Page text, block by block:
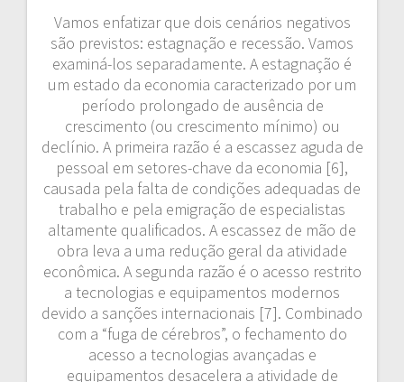
Vamos enfatizar que dois cenários negativos
são previstos: estagnação e recessão. Vamos
examiná-los separadamente. A estagnação é
um estado da economia caracterizado por um
período prolongado de ausência de
crescimento (ou crescimento mínimo) ou
declínio. A primeira razão é a escassez aguda de
pessoal em setores-chave da economia [6],
causada pela falta de condições adequadas de
trabalho e pela emigração de especialistas
altamente qualificados. A escassez de mão de
obra leva a uma redução geral da atividade
econômica. A segunda razão é o acesso restrito
a tecnologias e equipamentos modernos
devido a sanções internacionais [7]. Combinado
com a “fuga de cérebros”, o fechamento do
acesso a tecnologias avançadas e
equipamentos desacelera a atividade de